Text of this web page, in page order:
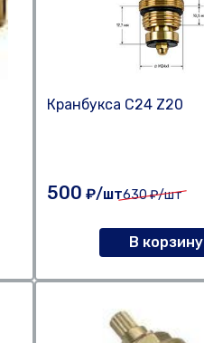
Кранбукса C24 Z20
500 ₽/шт630₽/шт
В корзину